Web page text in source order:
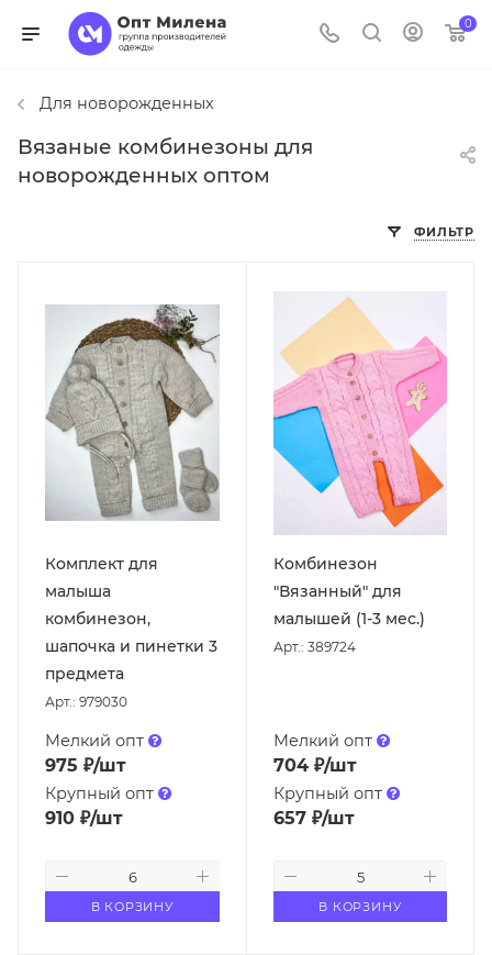
0
Для новорожденных
Вязаные комбинезоны для
новорожденных оптом
ФИЛЬТР
Комплект для
малыша
комбинезон,
шапочка и пинетки 3
предмета
Арт.: 979030
Мелкий опт
975 ₽/шт
Крупный опт
910 ₽/шт
В КОРЗИНУ
Комбинезон
"Вязанный" для
малышей (1-3 мес.)
Арт.: 389724
Мелкий опт
704₽/шт
Крупный опт
657₽/шт
В КОРЗИНУ